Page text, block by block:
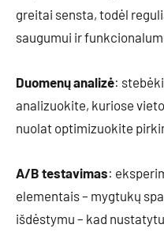
greitai sensta, todėl
saugumui ir
Duomenų analizė:
analizuokite, kuriose
nuolat optimizuokite
A/B testavimas:
elementais – mygtukų
išdėstymu – kad